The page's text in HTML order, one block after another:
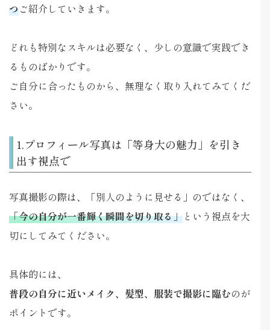
つご紹介していきます。
どれも特別なスキルは必要なく、少しの意識で実践でき
るものばかりです。
ご自分に合ったものから、無理なく取り入れてみてくだ
さい。
1.プロフィール写真は「等身大の魅力」を引き
出す視点で
写真撮影の際は、「別人のように見せる」のではなく、
「今の自分が一番輝く瞬間を切り取る」 という視点を大
切にしてみてください。
具体的には、
普段の自分に近いメイク、髪型、服装で撮影に臨むのが
ポイントです。